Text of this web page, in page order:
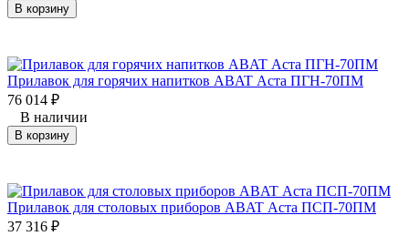
В корзину
Прилавок для горячих напитков ABAT Аста ПГН-70ПМ
76 014 ₽
В наличии
В корзину
Прилавок для столовых приборов ABAT Аста ПСП-70ПМ
37 316 ₽